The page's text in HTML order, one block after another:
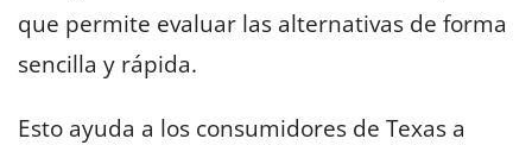
que permite evaluar las alternativas de forma
sencilla y rápida.
Esto ayuda a los consumidores de Texas a